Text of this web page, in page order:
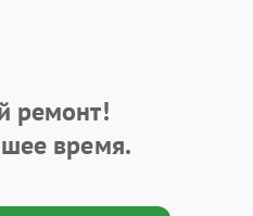
ремонт!
время.